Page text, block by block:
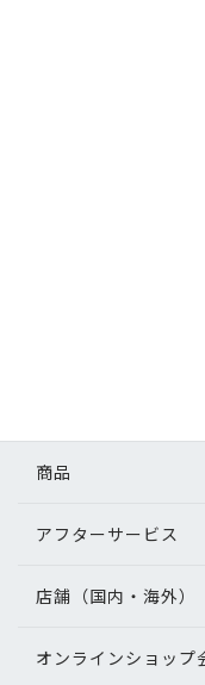
商品
メガネ
サングラス
補聴器
アフターサービス
アフターサービス
メガネの不具合、
店舗（国内・海外）
店舗検索
オンラインショップ